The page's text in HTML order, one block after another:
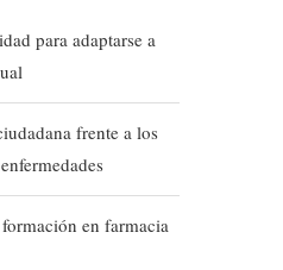
para adaptarse a
frente a los
en farmacia